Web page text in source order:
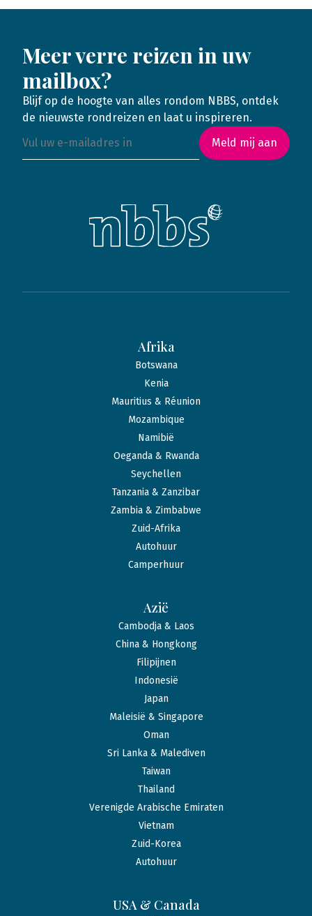
Meer verre reizen in uw
mailbox?
Blijf op de hoogte van alles rondom NBBS, ontdek
de nieuwste rondreizen en laat u inspireren.
Meld mij aan
Afrika
Botswana
Kenia
Mauritius & Réunion
Mozambique
Namibië
Oeganda & Rwanda
Seychellen
Tanzania & Zanzibar
Zambia & Zimbabwe
Zuid-Afrika
Autohuur
Camperhuur
Azië
Cambodja & Laos
China & Hongkong
Filipijnen
Indonesië
Japan
Maleisië & Singapore
Oman
Sri Lanka & Malediven
Taiwan
Thailand
Verenigde Arabische Emiraten
Vietnam
Zuid-Korea
Autohuur
USA & Canada